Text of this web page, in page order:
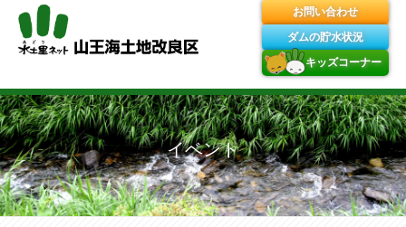
Skip
to
content
お問い合わせ
ダムの貯水状況
キッズコーナー
イベント